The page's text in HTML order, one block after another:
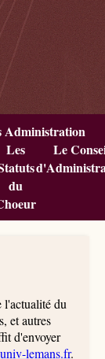
Administration
Les
du
Le
l'actualité du
et autres
d'envoyer
lemans.fr.